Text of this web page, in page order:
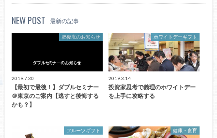
NEW POST 最新の記事
肥後庵のお知らせ
2019.7.30
【最初で最後！】ダブルセミナー
＠東京のご案内【逃すと後悔する
かも？】
ホワイトデーギフト
2019.3.14
投資家思考で義理のホワイトデー
を上手に攻略する
フルーツギフト 健康・食育